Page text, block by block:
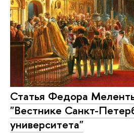
Статья Федора
"Вестнике Санкт-
университета"